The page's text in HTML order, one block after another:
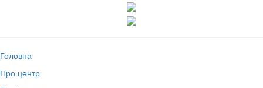
Головна
Про центр